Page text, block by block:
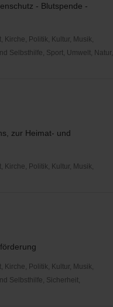
- Blutspende -
Kirche, Politik, Kultur, Musik,
Selbsthilfe, Sport, Umwelt, Natur,
zur Heimat- und
Kirche, Politik, Kultur, Musik,
Kirche, Politik, Kultur, Musik,
Selbsthilfe, Sicherheit,